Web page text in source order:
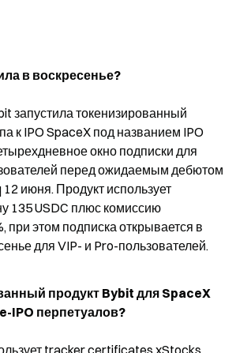
в воскресенье?
запустила токенизированный
к IPO SpaceX под названием IPO
окно подписки для
перед ожидаемым дебютом
июня. Продукт использует
135 USDC плюс комиссию
при этом подписка открывается в
для VIP- и Pro-пользователей.
продукт Bybit для SpaceX
IPO перпетуалов?
tracker certificates xStocks,